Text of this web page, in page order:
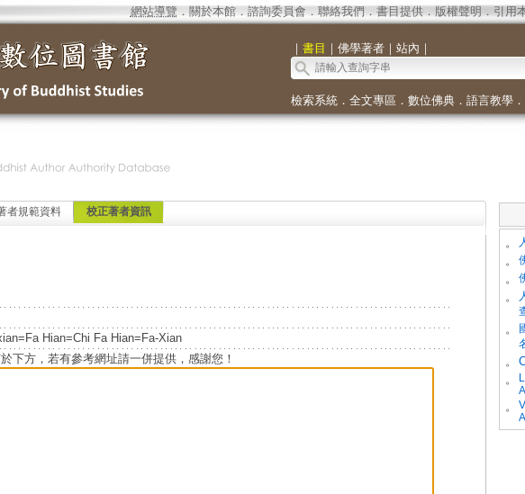
網站導覽 ． 關於本館． 諮詢委員會． 聯絡我們 ． 書目提供． 版權聲明 ． 引用
｜ 書目 ｜ 佛學著者｜ 站內 ｜
檢索系統． 全文專區 ． 數位佛典． 語言教學．
者規範資料 校正著者資訊
Hian=Chi Fa Hian=Fa-Xian
下方，若有參考網址請一併提供，感謝您！
。
。
。
。
。
。
。
。